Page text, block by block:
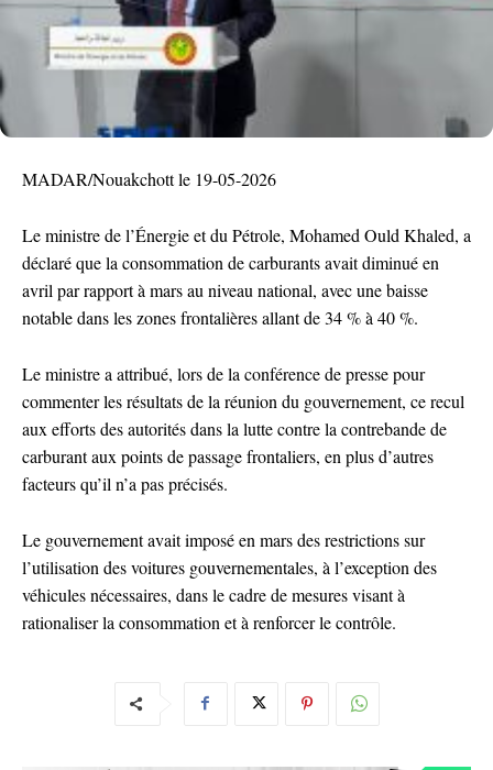
MADAR/Nouakchott le 19-05-2026
Le ministre de l’Énergie et du Pétrole, Mohamed Ould Khaled, a
déclaré que la consommation de carburants avait diminué en
avril par rapport à mars au niveau national, avec une baisse
notable dans les zones frontalières allant de 34 % à 40 %.
Le ministre a attribué, lors de la conférence de presse pour
commenter les résultats de la réunion du gouvernement, ce recul
aux efforts des autorités dans la lutte contre la contrebande de
carburant aux points de passage frontaliers, en plus d’autres
facteurs qu’il n’a pas précisés.
Le gouvernement avait imposé en mars des restrictions sur
l’utilisation des voitures gouvernementales, à l’exception des
véhicules nécessaires, dans le cadre de mesures visant à
rationaliser la consommation et à renforcer le contrôle.